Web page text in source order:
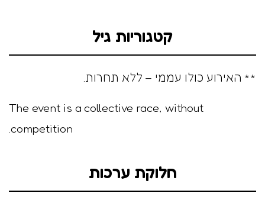
קטגוריות גיל
** האירוע כולו עממי – ללא תחרות.
The event is a collective race, without
competition.
חלוקת ערכות